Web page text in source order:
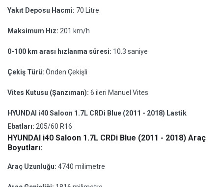
Yakıt Deposu Hacmi: 70 Litre
Maksimum Hız: 201 km/h
0-100 km arası hızlanma süresi: 10.3 saniye
Çekiş Türü: Önden Çekişli
Vites Kutusu (Şanzıman): 6 ileri Manuel Vites
HYUNDAI i40 Saloon 1.7L CRDi Blue (2011 - 2018) Lastik
Ebatları: 205/60 R16
HYUNDAI i40 Saloon 1.7L CRDi Blue (2011 - 2018) Araç
Boyutları:
Araç Uzunluğu: 4740 milimetre